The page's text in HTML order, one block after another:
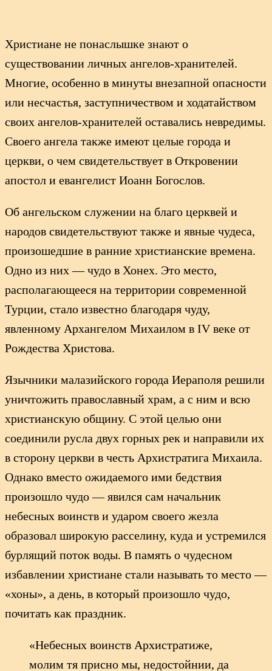
Христиане не понаслышке знают о
существовании личных ангелов-хранителей.
Многие, особенно в минуты внезапной опасности
или несчастья, заступничеством и ходатайством
своих ангелов-хранителей оставались невредимы.
Своего ангела также имеют целые города и
церкви, о чем свидетельствует в Откровении
апостол и евангелист Иоанн Богослов.
Об ангельском служении на благо церквей и
народов свидетельствуют также и явные чудеса,
произошедшие в ранние христианские времена.
Одно из них — чудо в Хонех. Это место,
располагающееся на территории современной
Турции, стало известно благодаря чуду,
явленному Архангелом Михаилом в IV веке от
Рождества Христова.
Язычники малазийского города Иераполя решили
уничтожить православный храм, а с ним и всю
христианскую общину. С этой целью они
соединили русла двух горных рек и направили их
в сторону церкви в честь Архистратига Михаила.
Однако вместо ожидаемого ими бедствия
произошло чудо — явился сам начальник
небесных воинств и ударом своего жезла
образовал широкую расселину, куда и устремился
бурлящий поток воды. В память о чудесном
избавлении христиане стали называть то место —
«хоны», а день, в который произошло чудо,
почитать как праздник.
«Небесных воинств Архистратиже,
молим тя присно мы, недостойнии, да